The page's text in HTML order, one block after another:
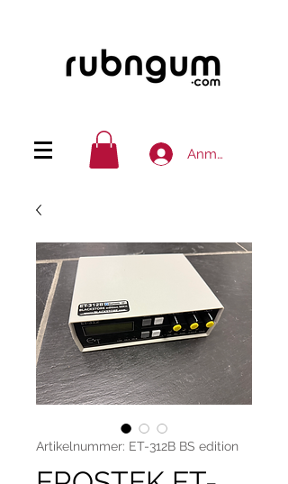
Anmelden
Artikelnummer: ET-312B BS edition